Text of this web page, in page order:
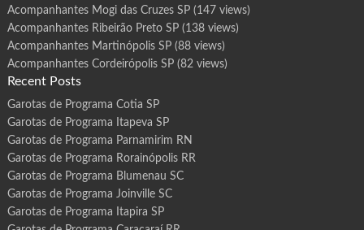
Acompanhantes Mogi das Cruzes SP(147 views)
Acompanhantes Ribeirão Preto SP(138 views)
Acompanhantes Martinópolis SP(88 views)
Acompanhantes Cordeirópolis SP(82 views)
Recent Posts
Garotas de Programa Cotia SP
Garotas de Programa Itapeva SP
Garotas de Programa Parnamirim RN
Garotas de Programa Rorainópolis RR
Garotas de Programa Blumenau SC
Garotas de Programa Joinville SC
Garotas de Programa Itapira SP